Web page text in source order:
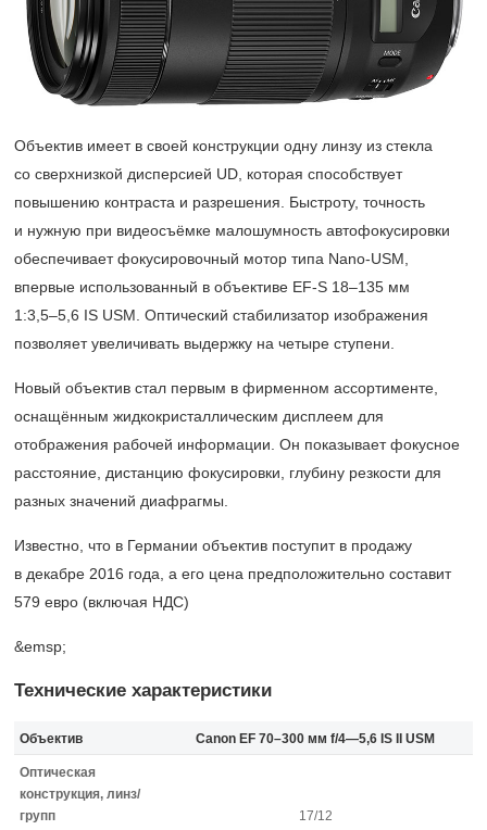
Объектив имеет в своей конструкции одну линзу из стекла
со сверхнизкой дисперсией UD, которая способствует
повышению контраста и разрешения. Быстроту, точность
и нужную при видеосъёмке малошумность автофокусировки
обеспечивает фокусировочный мотор типа Nano-USM,
впервые использованный в объективе EF-S 18–135 мм
1:3,5–5,6 IS USM. Оптический стабилизатор изображения
позволяет увеличивать выдержку на четыре ступени.
Новый объектив стал первым в фирменном ассортименте,
оснащённым жидкокристаллическим дисплеем для
отображения рабочей информации. Он показывает фокусное
расстояние, дистанцию фокусировки, глубину резкости для
разных значений диафрагмы.
Известно, что в Германии объектив поступит в продажу
в декабре 2016 года, а его цена предположительно составит
579 евро (включая НДС)
&emsp;
Технические характеристики
Объектив Canon EF 70–300 мм f/4—5,6 IS II USM
Оптическая
конструкция, линз/
групп
17/12